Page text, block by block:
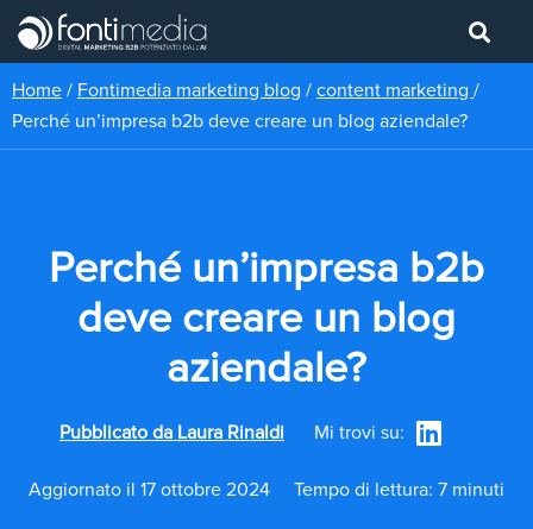
Home / Fontimedia marketing blog / content marketing /
Perché un’impresa b2b deve creare un blog aziendale?
Perché un’impresa b2b
deve creare un blog
aziendale?
Pubblicato da Laura Rinaldi Mi trovi su:
Aggiornato il 17 ottobre 2024 Tempo di lettura: 7 minuti